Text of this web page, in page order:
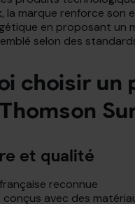
, la marque renforce son
en proposant un
selon des
choisir un
et qualité
reconnue
conçus avec des